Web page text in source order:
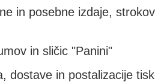
in posebne izdaje,
in sličic "Panini"
dostave in postalizacije